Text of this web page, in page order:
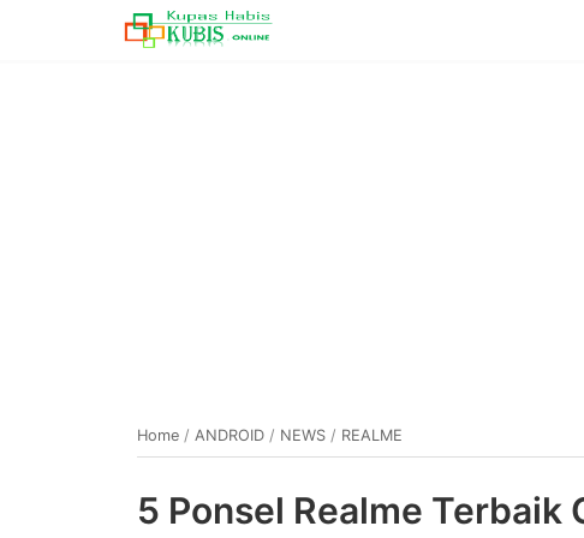
Home / ANDROID / NEWS / REALME
5 Ponsel Realme